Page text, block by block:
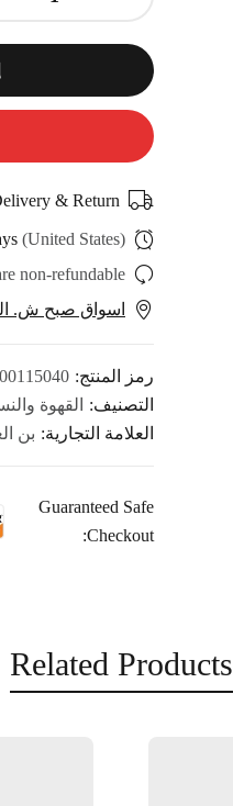
& Return
(United States)
non-refundable.
اسواق صبح ش.
رمز المنتج:
التصنيف:
القهوة
العلامة التجارية: بن
Guaranteed Safe
Checkout:
Related Products